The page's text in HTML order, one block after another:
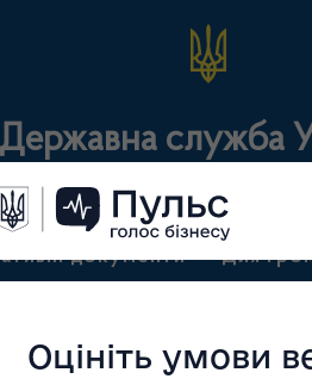
Державна служба
засобів та контролю
документи Для
торгівля
імпорт
Державний
нагляд